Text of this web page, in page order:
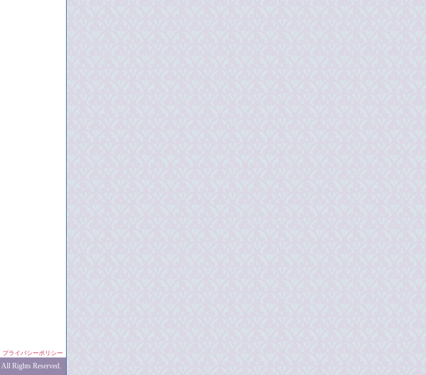
プライバシーポリシー
All Rights Reserved.